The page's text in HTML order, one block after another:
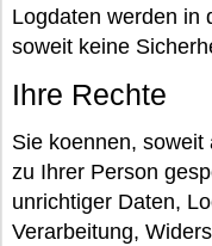
Logdaten werden in
soweit keine
Ihre Rechte
Sie koennen, soweit
zu Ihrer Person
unrichtiger Daten,
Verarbeitung,